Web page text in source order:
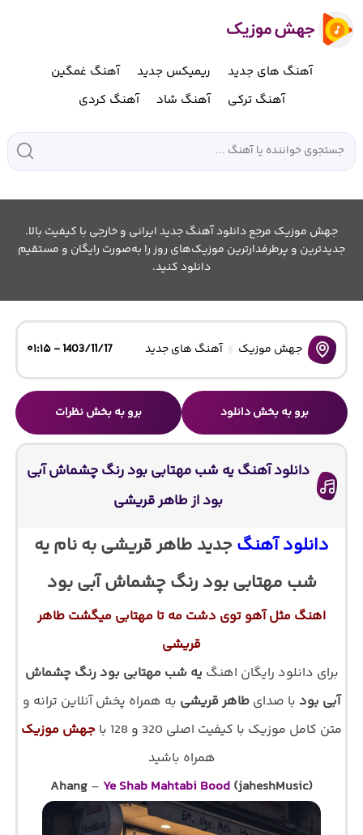
آهنگ های جدید ریمیکس جدید
آهنگ غمگین
آهنگ ترکی
آهنگ شاد آهنگ کردی
جهش موزیک مرجع دانلود آهنگ جدید ایرانی و خارجی با کیفیت بالا.
جدیدترین و پرطرفدارترین موزیک‌های روز را به‌صورت رایگان و مستقیم
دانلود کنید.
جهش موزیک آهنگ های جدید 1403/11/17 - ۰۱:۱۵
برو به بخش دانلود برو به بخش نظرات
دانلود آهنگ یه شب مهتابی بود رنگ چشماش آبی
بود از طاهر قریشی
دانلود آهنگجدید طاهر قریشی به نام یه
شب مهتابی بود رنگ چشماش آبی بود
اهنگ مثل آهو توی دشت مه تا مهتابی میگشت طاهر
قریشی
برای دانلود رایگان اهنگ یه شب مهتابی بود رنگ چشماش
آبی بود با صدای طاهر قریشی به همراه پخش آنلاین ترانه و
متن کامل موزیک با کیفیت اصلی 320 و 128 با
جهش موزیک
همراه باشید
Ahang – Ye Shab Mahtabi Bood (jaheshMusic)